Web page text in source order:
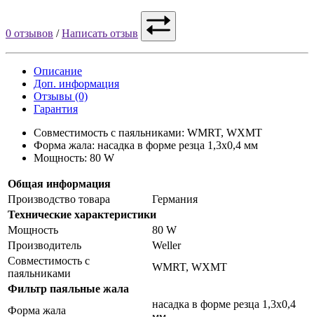
0 отзывов /Написать отзыв
Описание
Доп. информация
Отзывы (0)
Гарантия
Совместимость с паяльниками: WMRT, WXMT
Форма жала: насадка в форме резца 1,3x0,4 мм
Мощность: 80 W
Общая информация
Производство товара
Германия
Технические характеристики
Мощность
80 W
Производитель
Weller
Совместимость с
паяльниками
WMRT, WXMT
Фильтр паяльные жала
Форма жала
насадка в форме резца 1,3x0,4